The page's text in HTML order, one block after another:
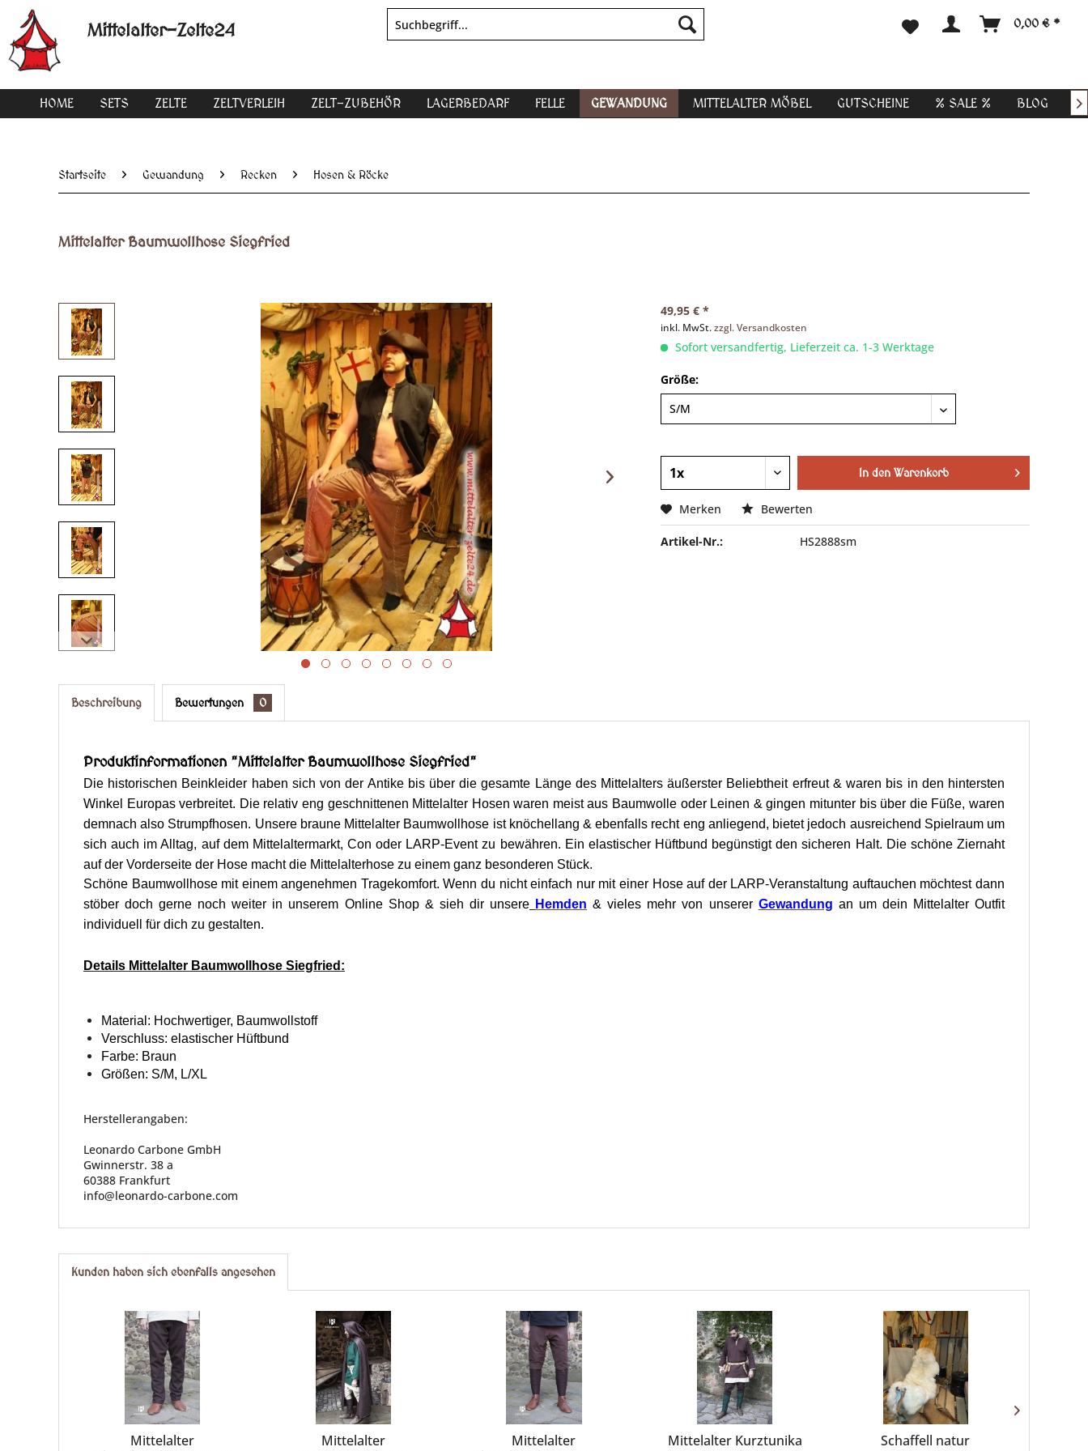
Mittelalter-Zelte24 0,00 € *
HOME SETS ZELTE ZELTVERLEIH ZELT-ZUBEHÖR LAGERBEDARF FELLE GEWANDUNG MITTELALTER MÖBEL GUTSCHEINE % SALE % BLOG 
Startseite Gewandung Recken Hosen & Röcke
Mittelalter Baumwollhose Siegfried
49,95 € *
inkl. MwSt.zzgl. Versandkosten
Sofort versandfertig, Lieferzeit ca. 1-3 Werktage
Größe:
In den Warenkorb
Merken Bewerten
Artikel-Nr.: HS2888sm
Beschreibung Bewertungen 0
Produktinformationen "Mittelalter Baumwollhose Siegfried"
Die historischen Beinkleider haben sich von der Antike bis über die gesamte Länge des Mittelalters äußerster Beliebtheit erfreut & waren bis in den hintersten
Winkel Europas verbreitet. Die relativ eng geschnittenen Mittelalter Hosen waren meist aus Baumwolle oder Leinen & gingen mitunter bis über die Füße, waren
demnach also Strumpfhosen. Unsere braune Mittelalter Baumwollhose ist knöchellang & ebenfalls recht eng anliegend, bietet jedoch ausreichend Spielraum um
sich auch im Alltag, auf dem Mittelaltermarkt, Con oder LARP-Event zu bewähren. Ein elastischer Hüftbund begünstigt den sicheren Halt. Die schöne Ziernaht
auf der Vorderseite der Hose macht die Mittelalterhose zu einem ganz besonderen Stück.
Schöne Baumwollhose mit einem angenehmen Tragekomfort. Wenn du nicht einfach nur mit einer Hose auf der LARP-Veranstaltung auftauchen möchtest dann
stöber doch gerne noch weiter in unserem Online Shop & sieh dir unsere Hemden & vieles mehr von unserer Gewandung an um dein Mittelalter Outfit
individuell für dich zu gestalten.
Details Mittelalter Baumwollhose Siegfried:
Material: Hochwertiger, Baumwollstoff
Verschluss: elastischer Hüftbund
Farbe: Braun
Größen: S/M, L/XL
Herstellerangaben:
Leonardo Carbone GmbH
Gwinnerstr. 38 a
60388 Frankfurt
info@leonardo-carbone.com
Kunden haben sich ebenfalls angesehen
Mittelalter
Mittelalter
Mittelalter
Mittelalter Kurztunika
Schaffell natur